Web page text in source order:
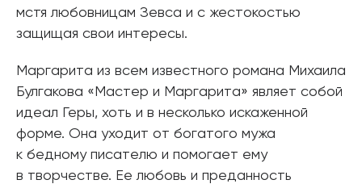
мстя любовницам Зевса и с жестокостью
защищая свои интересы.
Маргарита из всем известного романа Михаила
Булгакова «Мастер и Маргарита» являет собой
идеал Геры, хоть и в несколько искаженной
форме. Она уходит от богатого мужа
к бедному писателю и помогает ему
в творчестве. Ее любовь и преданность